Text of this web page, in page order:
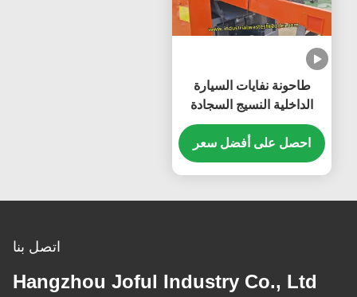
طاحونة نفايات السيارة
الداخلية النسيج السجادة
سقف الجلد كسارة حسب
الطلب السعة وحجم التفريغ
احصل على أفضل سعر
اتصل بنا
Hangzhou Joful Industry Co., Ltd